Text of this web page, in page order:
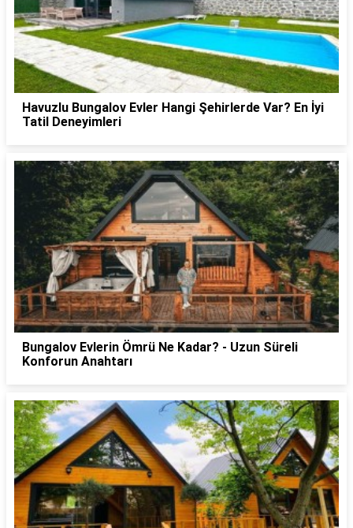
Havuzlu Bungalov Evler Hangi Şehirlerde Var? En İyi
Tatil Deneyimleri
Bungalov Evlerin Ömrü Ne Kadar? - Uzun Süreli
Konforun Anahtarı